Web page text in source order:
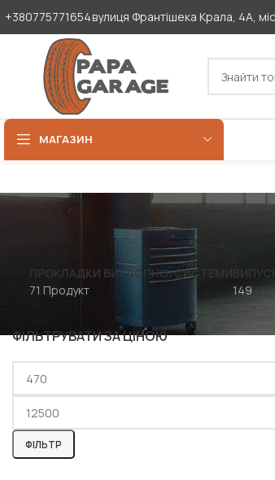
+380775771654вулиця Франтішека Крала, 4А,
МАГАЗИН
ПРОКЛАДКИ ВИХЛОПНОЇ СИСТЕМИ
71 Продукт
149
ФІЛЬТРУВАТИ ЗА ЦІНОЮ
ФІЛЬТР